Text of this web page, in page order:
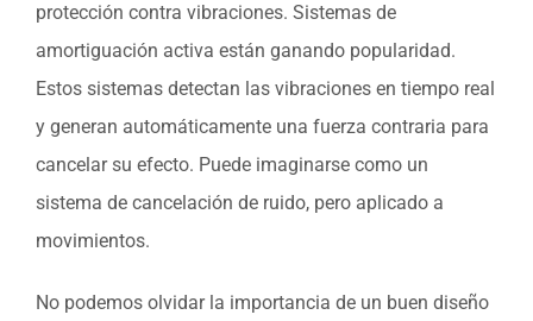
protección contra vibraciones. Sistemas de
amortiguación activa están ganando popularidad.
Estos sistemas detectan las vibraciones en tiempo real
y generan automáticamente una fuerza contraria para
cancelar su efecto. Puede imaginarse como un
sistema de cancelación de ruido, pero aplicado a
movimientos.
No podemos olvidar la importancia de un buen diseño